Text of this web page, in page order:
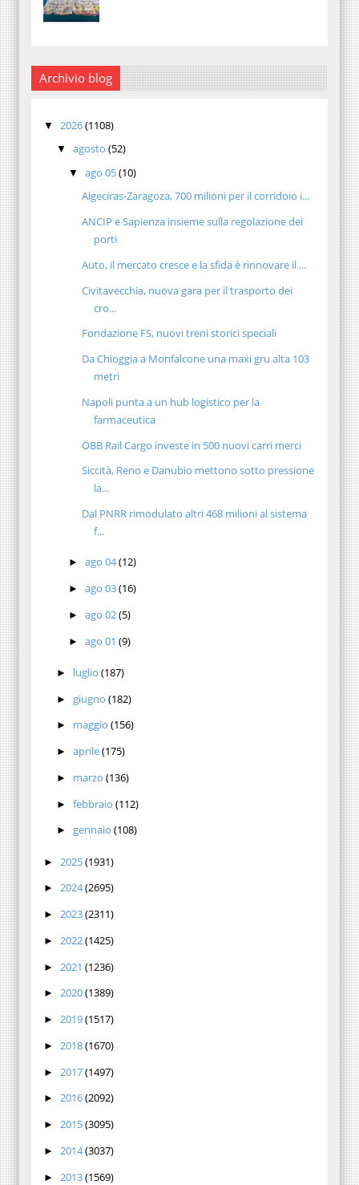
Archivio blog
▼ 2026(1108)
▼ agosto (52)
▼ago 05(10)
Algeciras-Zaragoza, 700 milioni per il corridoio i...
ANCIP e Sapienza insieme sulla regolazione dei
porti
Auto, il mercato cresce e la sfida è rinnovare il ...
Civitavecchia, nuova gara per il trasporto dei
cro...
Fondazione FS, nuovi treni storici speciali
Da Chioggia a Monfalcone una maxi gru alta 103
metri
Napoli punta a un hub logistico per la
farmaceutica
ÖBB Rail Cargo investe in 500 nuovi carri merci
Siccità, Reno e Danubio mettono sotto pressione
la...
Dal PNRR rimodulato altri 468 milioni al sistema
f...
►ago 04(12)
►ago 03(16)
►ago 02(5)
►ago 01(9)
► luglio (187)
► giugno (182)
► maggio (156)
► aprile(175)
► marzo (136)
► febbraio (112)
► gennaio (108)
► 2025(1931)
► 2024(2695)
► 2023(2311)
► 2022(1425)
► 2021 (1236)
► 2020(1389)
► 2019(1517)
► 2018(1670)
► 2017(1497)
► 2016(2092)
► 2015(3095)
► 2014(3037)
► 2013(1569)